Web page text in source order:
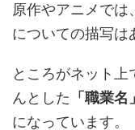
原作やアニメでは
についての描写は
ところがネット
んとした 「職業名」
になっています。